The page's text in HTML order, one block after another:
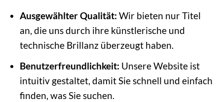
Ausgewählter Qualität: Wir bieten nur Titel
an, die uns durch ihre künstlerische und
technische Brillanz überzeugt haben.
Benutzerfreundlichkeit: Unsere Website ist
intuitiv gestaltet, damit Sie schnell und einfach
finden, was Sie suchen.